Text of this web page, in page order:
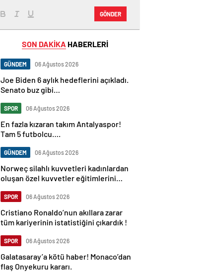
GÖNDER
SON DAKİKA HABERLERİ
GÜNDEM 06 Ağustos 2026
Joe Biden 6 aylık hedeflerini açıkladı.
Senato buz gibi…
SPOR 06 Ağustos 2026
En fazla kızaran takım Antalyaspor!
Tam 5 futbolcu….
GÜNDEM 06 Ağustos 2026
Norweç silahlı kuvvetleri kadınlardan
oluşan özel kuvvetler eğitimlerini
SPOR 06 Ağustos 2026
Cristiano Ronaldo’nun akıllara zarar
tüm kariyerinin istatistiğini çıkardık !
SPOR 06 Ağustos 2026
Galatasaray’a kötü haber! Monaco’dan
flaş Onyekuru kararı.